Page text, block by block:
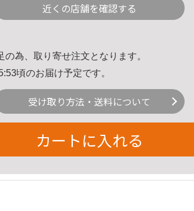
近くの店舗を確認する
の為、取り寄せ注文となります。
頃のお届け予定です。
受け取り方法・送料について
カートに入れる